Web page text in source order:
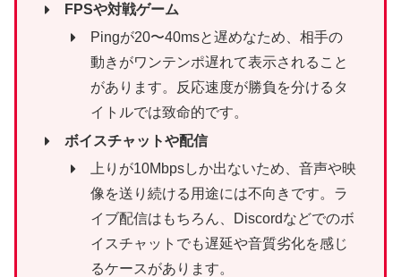
FPSや対戦ゲーム
Pingが20〜40msと遅めなため、相手の
動きがワンテンポ遅れて表示されること
があります。反応速度が勝負を分けるタ
イトルでは致命的です。
ボイスチャットや配信
上りが10Mbpsしか出ないため、音声や映
像を送り続ける用途には不向きです。ラ
イブ配信はもちろん、Discordなどでのボ
イスチャットでも遅延や音質劣化を感じ
るケースがあります。